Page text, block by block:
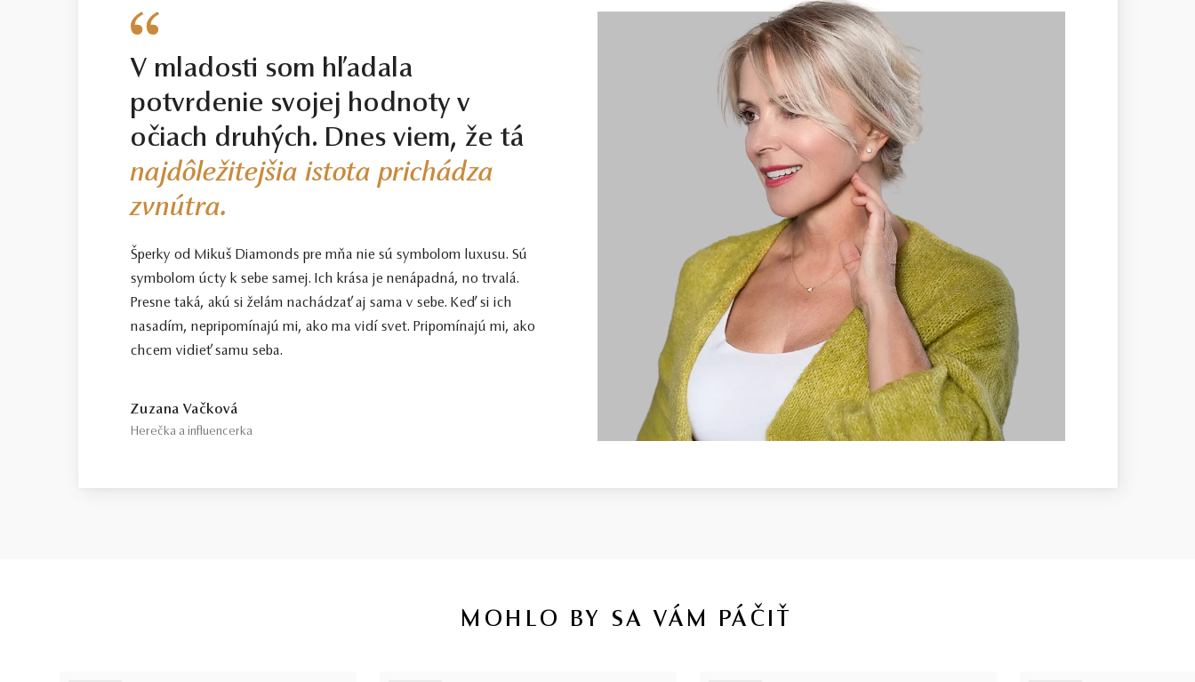
V mladosti som hľadala
potvrdenie svojej hodnoty v
očiach druhých. Dnes viem, že tá
najdôležitejšia istota prichádza
zvnútra.
Šperky od Mikuš Diamonds pre mňa nie sú symbolom luxusu. Sú
symbolom úcty k sebe samej. Ich krása je nenápadná, no trvalá.
Presne taká, akú si želám nachádzať aj sama v sebe. Keď si ich
nasadím, nepripomínajú mi, ako ma vidí svet. Pripomínajú mi, ako
chcem vidieť samu seba.
Zuzana Vačková
Herečka a influencerka
MOHLO BY SA VÁM PÁČIŤ